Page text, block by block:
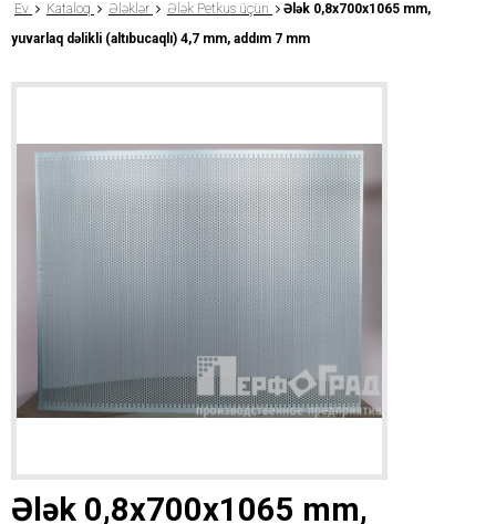
Ev Kataloq Ələklər Ələk Petkus üçün
Ələk 0,8x700x1065 mm,
yuvarlaq dəlikli (altıbucaqlı) 4,7 mm, addım 7 mm
Ələk 0,8x700x1065 mm,